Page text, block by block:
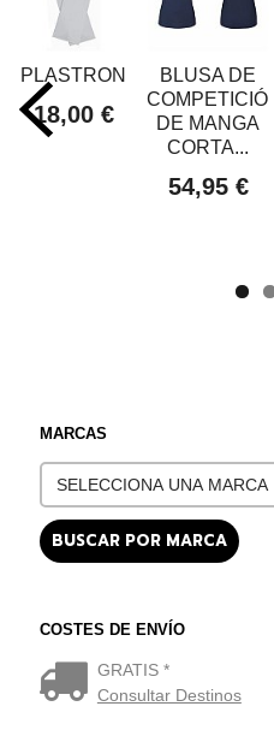
MARCAS
COSTES DE ENVÍO
GRATIS *
Consultar Destinos
PLASTRON
18,00 €
BLUSA DE
COMPETICIÓN
DE MANGA
CORTA...
54,95 €